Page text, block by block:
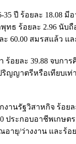
ปี ร้อยละ 18.08 มี
ทธ ร้อยละ 2.96 นั
60.00 สมรสแล้ว แ
อยละ 39.88 จบกา
ญญาตรีหรือเทียบเ
านรัฐวิสาหกิจ ร้อย
ประกอบอาชีพเกษต
ายุ/ว่างงาน และร้อ